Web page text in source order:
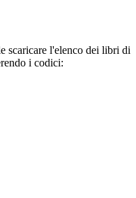
scaricare l'elenco dei libri di
i codici: